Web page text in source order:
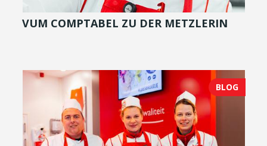
VUM COMPTABEL ZU DER METZLERIN
BLOG